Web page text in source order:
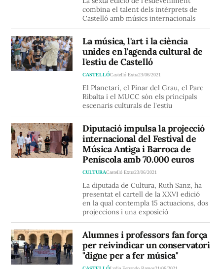
combina el talent dels intèrprets de
Castelló amb músics internacionals
La música, l'art i la ciència
unides en l'agenda cultural de
l'estiu de Castelló
CASTELLÓCastelló Extra23/06/2021
El Planetari, el Pinar del Grau, el Parc
Ribalta i el MUCC són els principals
escenaris culturals de l'estiu
Diputació impulsa la projecció
internacional del Festival de
Música Antiga i Barroca de
Peníscola amb 70.000 euros
CULTURACastelló Extra23/06/2021
La diputada de Cultura, Ruth Sanz, ha
presentat el cartell de la XXVI edició
en la qual contempla 15 actuacions, dos
projeccions i una exposició
Alumnes i professors fan força
per reivindicar un conservatori
"digne per a fer música"